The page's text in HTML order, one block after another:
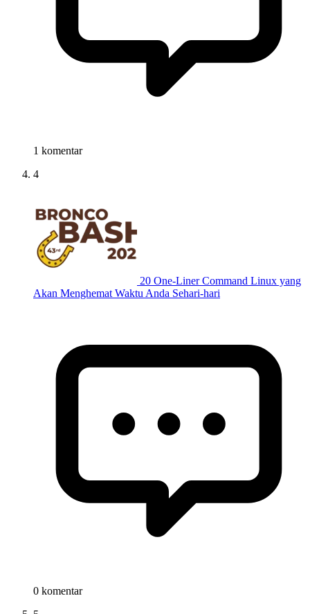
1 komentar
4
20 One-Liner Command Linux yang
Akan Menghemat Waktu Anda Sehari-hari
0 komentar